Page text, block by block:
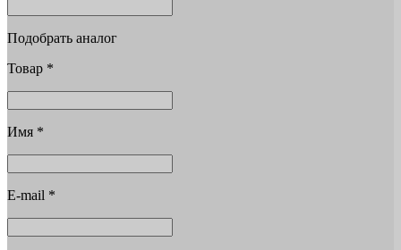
Подобрать аналог
Товар *
Имя *
E-mail *